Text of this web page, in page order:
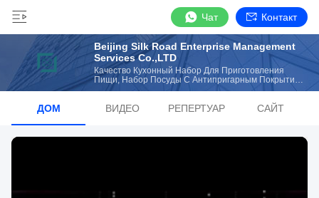
Чат Контакт
Beijing Silk Road Enterprise Management
Services Co.,LTD
Качество Кухонный Набор Для Приготовления
Пищи, Набор Посуды С Антипригарным Покрытием
Изготовитель От Китая
ДОМ ВИДЕО РЕПЕРТУАР САЙТ